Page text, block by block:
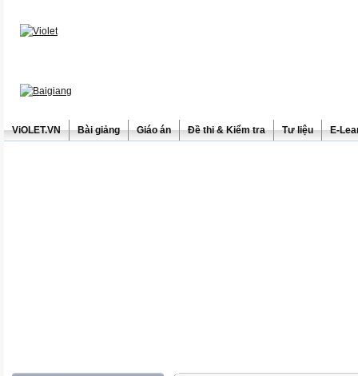
ViOLET.VN Bài giảng Giáo án Đề thi & Kiểm tra Tư liệu E-